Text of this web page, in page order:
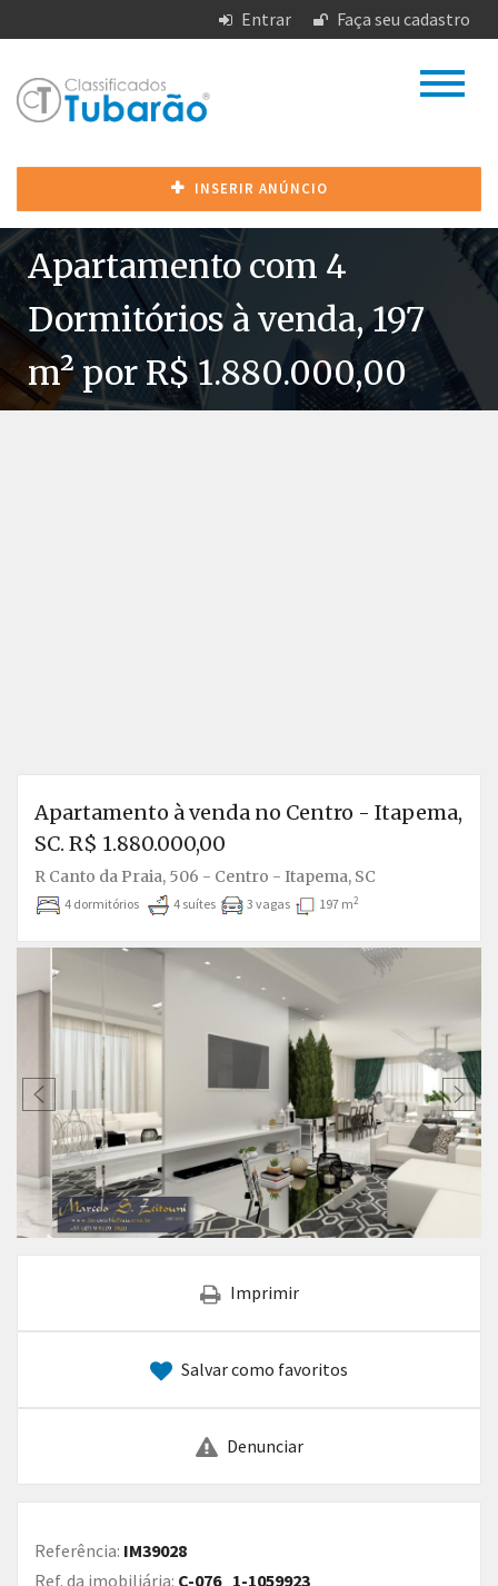
Entrar Faça seu cadastro
INSERIR ANÚNCIO
Apartamento com 4
Dormitórios à venda, 197
m² por R$ 1.880.000,00
Apartamento à venda no Centro - Itapema,
SC. R$ 1.880.000,00
R Canto da Praia, 506 - Centro - Itapema, SC
4 dormitórios 4 suítes 3 vagas 197 m2
Anterior
Imprimir
Salvar como favoritos
Denunciar
Referência: IM39028
Ref. da imobiliária: C-076_1-1059923